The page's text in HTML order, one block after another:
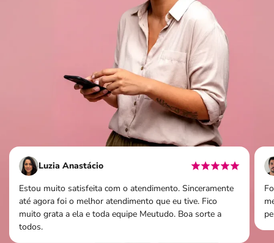
Luzia Anastácio
Estou muito satisfeita com o atendimento. Sinceramente
até agora foi o melhor atendimento que eu tive. Fico
muito grata a ela e toda equipe Meutudo. Boa sorte a
todos.